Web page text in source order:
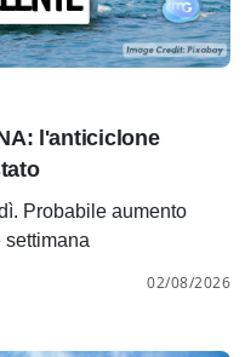
l'anticiclone
Probabile aumento
02/08/2026